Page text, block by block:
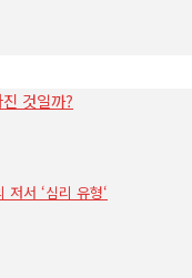
것일까?
서 ‘심리 유형‘